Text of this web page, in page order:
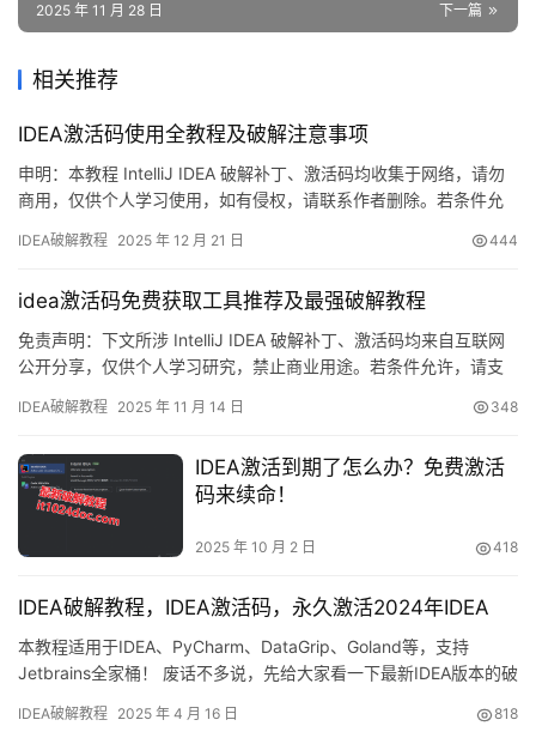
下一篇
2025 年 11 月 28 日
相关推荐
IDEA激活码使用全教程及破解注意事项
申明：本教程 IntelliJ IDEA 破解补丁、激活码均收集于网络，请勿
商用，仅供个人学习使用，如有侵权，请联系作者删除。若条件允
能强大，适用于 Windows、Mac 和 Linux 系统。本文将详细介绍如
版本、什么…
IDEA破解教程 2025 年 12 月 21 日 444
idea激活码免费获取工具推荐及最强破解教程
免责声明：下文所涉 IntelliJ IDEA 破解补丁、激活码均来自互联网
公开分享，仅供个人学习研究，禁止商业用途。若条件允许，请支
Windows、macOS、Linux 均可流畅运行。本文手把手演示如何利
哪个…
IDEA破解教程 2025 年 11 月 14 日 348
IDEA激活到期了怎么办？免费激活
码来续命！
2025 年 10 月 2 日 418
IDEA破解教程，IDEA激活码，永久激活2024年IDEA
本教程适用于IDEA、PyCharm、DataGrip、Goland等，支持
Jetbrains全家桶！ 废话不多说，先给大家看一下最新IDEA版本的破
来，我会通过图文方式，详细讲解如何激活IDEA至2099年。 无论
IDEA破解教程 2025 年 4 月 16 日 818